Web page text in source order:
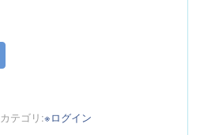
カテゴリ:※ログイン